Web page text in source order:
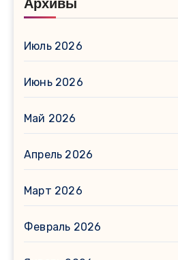
Архивы
Июль 2026
Июнь 2026
Май 2026
Апрель 2026
Март 2026
Февраль 2026